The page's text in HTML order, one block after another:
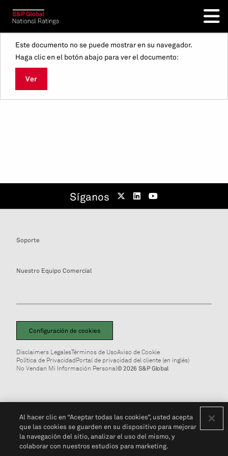
Este documento no se puede mostrar en su navegador.
Haga clic en el botón abajo para ver el documento:
Ver
Síganos
Soporte
Nuestro Equipo Comercial
Configuración de cookies
Disclaimers LegalesTérminos de UsoAviso de Cookie
Política de PrivacidadPortal de privacidad del cliente (en inglés)
No Vendan Mi Información Personal© 2026 S&P Global
Al hacer clic en “Aceptar todas las cookies”, usted acepta
que las cookies se guarden en su dispositivo para mejorar
la navegación del sitio, analizar el uso del mismo, y
colaborar con nuestros estudios para marketing.